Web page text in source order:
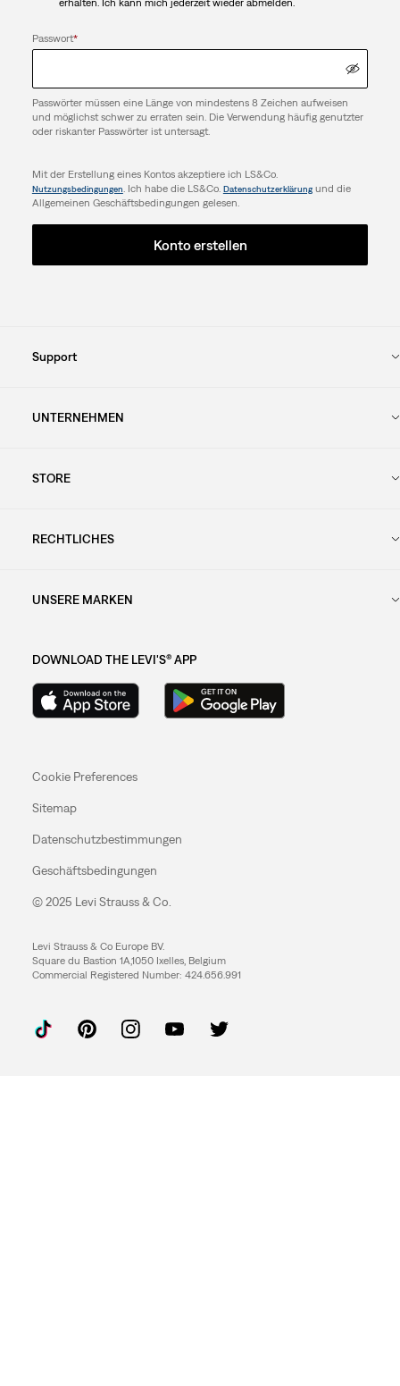
erhalten. Ich kann mich jederzeit wieder abmelden.
Passwort*
Passwörter müssen eine Länge von mindestens 8 Zeichen aufweisen
und möglichst schwer zu erraten sein. Die Verwendung häufig genutzter
oder riskanter Passwörter ist untersagt.
Mit der Erstellung eines Kontos akzeptiere ich LS&Co.
Nutzungsbedingungen. Ich habe die LS&Co. Datenschutzerklärungund die
Allgemeinen Geschäftsbedingungen gelesen.
Konto erstellen
Support
UNTERNEHMEN
STORE
RECHTLICHES
UNSERE MARKEN
DOWNLOAD THE LEVI'S® APP
Cookie Preferences
Sitemap
Datenschutzbestimmungen
Geschäftsbedingungen
© 2025 Levi Strauss & Co.
Levi Strauss & Co Europe BV.
Square du Bastion 1A,1050 Ixelles, Belgium
Commercial Registered Number: 424.656.991